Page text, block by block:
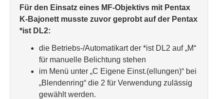
Für den Einsatz eines MF-Objektivs mit Pentax
K-Bajonett musste zuvor geprobt auf der Pentax
*ist DL2:
die Betriebs-/Automatikart der *ist DL2 auf „M“
für manuelle Belichtung stehen
im Menü unter „C Eigene Einst.(ellungen)“ bei
„Blendenring“ die 2 für Verwendung zulässig
gewählt werden.